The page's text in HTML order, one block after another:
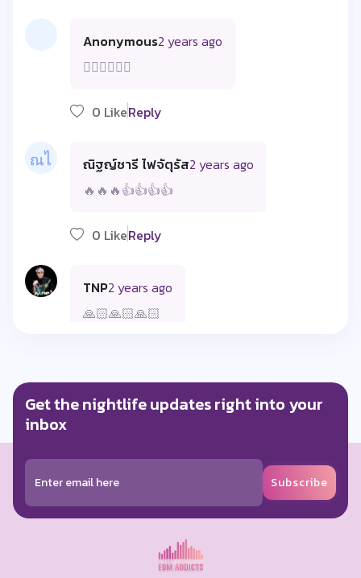
Anonymous2 years ago
👍🏻👏🏻🤘🏼
0 LikeReply
ณิฐญ์ชารี ไฟจัตุรัส2 years ago
🔥🔥🔥👍👍👍👍
0 LikeReply
TNP2 years ago
🙏🏻🙏🏻🙏🏻
Anonymous2 years ago
0 Like
Get the nightlife updates right into your
inbox
Subscribe